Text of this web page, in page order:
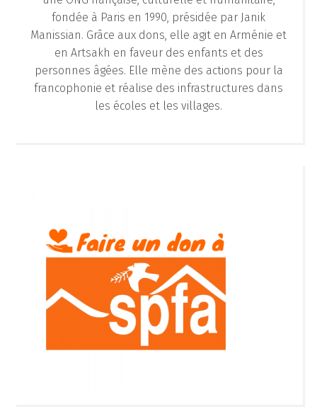
fondée à Paris en 1990, présidée par Janik
Manissian. Grâce aux dons, elle agit en Arménie et
en Artsakh en faveur des enfants et des
personnes âgées. Elle mène des actions pour la
francophonie et réalise des infrastructures dans
les écoles et les villages.